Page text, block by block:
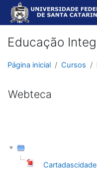
Ir para o conteúdo principal
Educação
Página inicial Cursos
Webteca